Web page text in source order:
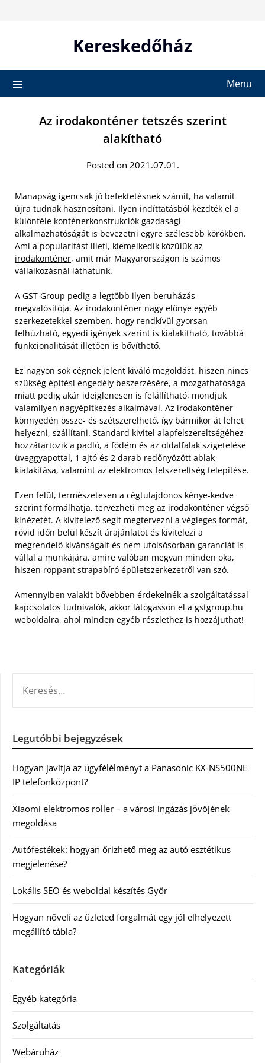
Kereskedőház
Menu
Az irodakonténer tetszés szerint
alakítható
Posted on 2021.07.01.
Manapság igencsak jó befektetésnek számít, ha valamit
újra tudnak hasznosítani. Ilyen indíttatásból kezdték el a
különféle konténerkonstrukciók gazdasági
alkalmazhatóságát is bevezetni egyre szélesebb körökben.
Ami a popularitást illeti, kiemelkedik közülük az
irodakonténer, amit már Magyarországon is számos
vállalkozásnál láthatunk.
A GST Group pedig a legtöbb ilyen beruházás
megvalósítója. Az irodakonténer nagy előnye egyéb
szerkezetekkel szemben, hogy rendkívül gyorsan
felhúzható, egyedi igények szerint is kialakítható, továbbá
funkcionalitását illetően is bővíthető.
Ez nagyon sok cégnek jelent kiváló megoldást, hiszen nincs
szükség építési engedély beszerzésére, a mozgathatósága
miatt pedig akár ideiglenesen is felállítható, mondjuk
valamilyen nagyépítkezés alkalmával. Az irodakonténer
könnyedén össze- és szétszerelhető, így bármikor át lehet
helyezni, szállítani. Standard kivitel alapfelszereltségéhez
hozzátartozik a padló, a födém és az oldalfalak szigetelése
üveggyapottal, 1 ajtó és 2 darab redőnyözött ablak
kialakítása, valamint az elektromos felszereltség telepítése.
Ezen felül, természetesen a cégtulajdonos kénye-kedve
szerint formálhatja, tervezheti meg az irodakonténer végső
kinézetét. A kivitelező segít megtervezni a végleges formát,
rövid időn belül készít árajánlatot és kivitelezi a
megrendelő kívánságait és nem utolsósorban garanciát is
vállal a munkájára, amire valóban megvan minden oka,
hiszen roppant strapabíró épületszerkezetről van szó.
Amennyiben valakit bővebben érdekelnék a szolgáltatással
kapcsolatos tudnivalók, akkor látogasson el a gstgroup.hu
weboldalra, ahol minden egyéb részlethez is hozzájuthat!
Legutóbbi bejegyzések
Hogyan javítja az ügyfélélményt a Panasonic KX-NS500NE
IP telefonközpont?
Xiaomi elektromos roller – a városi ingázás jövőjének
megoldása
Autófestékek: hogyan őrizhető meg az autó esztétikus
megjelenése?
Lokális SEO és weboldal készítés Győr
Hogyan növeli az üzleted forgalmát egy jól elhelyezett
megállító tábla?
Kategóriák
Egyéb kategória
Szolgáltatás
Webáruház